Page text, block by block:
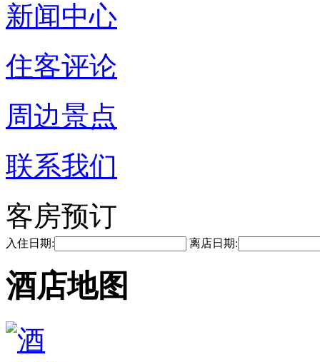
新闻中心
住客评论
周边景点
联系我们
客房预订
入住日期: 离店日期:
酒店地图